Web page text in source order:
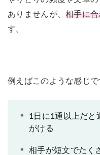
ありませんが、相手に
す。
例えばこのような感じで
1日に1通以上だと
がける
相手が短文でたく